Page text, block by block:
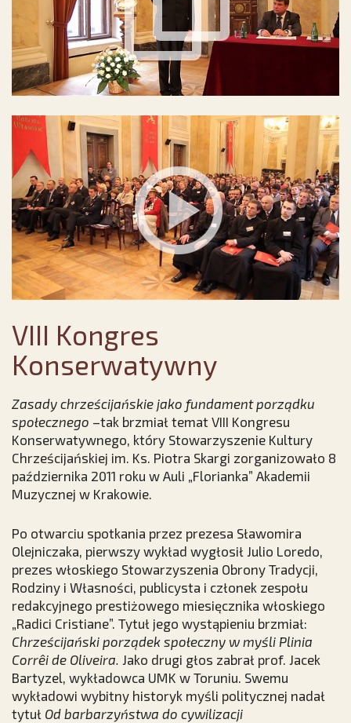
VIII Kongres
Konserwatywny
Zasady chrześcijańskie jako fundament porządku
społecznego –tak brzmiał temat VIII Kongresu
Konserwatywnego, który Stowarzyszenie Kultury
Chrześcijańskiej im. Ks. Piotra Skargi zorganizowało 8
października 2011 roku w Auli „Florianka” Akademii
Muzycznej w Krakowie.
Po otwarciu spotkania przez prezesa Sławomira
Olejniczaka, pierwszy wykład wygłosił Julio Loredo,
prezes włoskiego Stowarzyszenia Obrony Tradycji,
Rodziny i Własności, publicysta i członek zespołu
redakcyjnego prestiżowego miesięcznika włoskiego
„Radici Cristiane”. Tytuł jego wystąpieniu brzmiał:
Chrześcijański porządek społeczny w myśli Plinia
Corrêi de Oliveira. Jako drugi głos zabrał prof. Jacek
Bartyzel, wykładowca UMK w Toruniu. Swemu
wykładowi wybitny historyk myśli politycznej nadał
tytuł Od barbarzyństwa do cywilizacji